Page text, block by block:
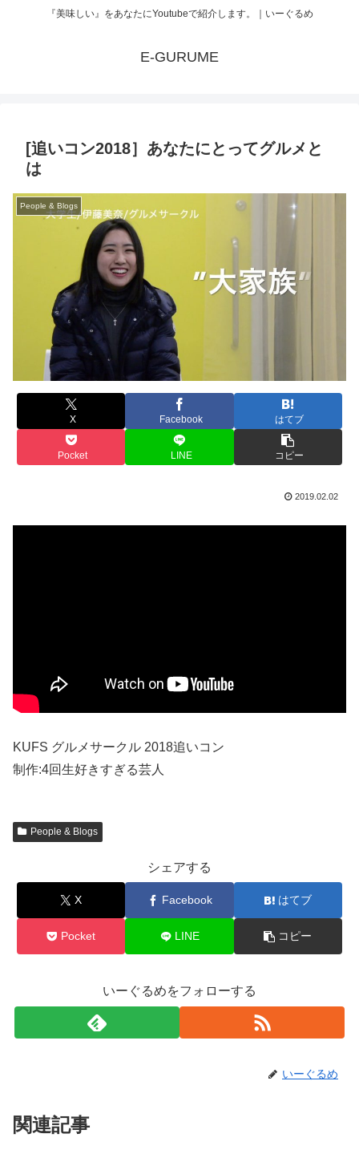
『美味しい』をあなたにYoutubeで紹介します。｜いーぐるめ
E-GURUME
[追いコン2018］あなたにとってグルメと
は
People & Blogs
X Facebook はてブ
Pocket LINE コピー
2019.02.02
KUFS グルメサークル 2018追いコン
制作:4回生好きすぎる芸人
People & Blogs
シェアする
X Facebook はてブ
Pocket LINE コピー
いーぐるめをフォローする
いーぐるめ
関連記事